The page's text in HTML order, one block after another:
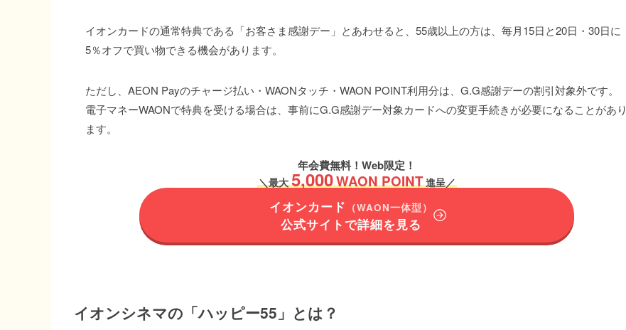
イオンカードの通常特典である「お客さま感謝デー」とあわせると、55歳以上の方は、毎月15日と20日・30日に
5％オフで買い物できる機会があります。
ただし、AEON Payのチャージ払い・WAONタッチ・WAON POINT利用分は、G.G感謝デーの割引対象外です。
電子マネーWAONで特典を受ける場合は、事前にG.G感謝デー対象カードへの変更手続きが必要になることがあり
ます。
年会費無料！Web限定！
＼最大 5,000WAON POINT 進呈／
イオンカード （WAON一体型）
公式サイトで詳細を見る
イオンシネマの「ハッピー55」とは？